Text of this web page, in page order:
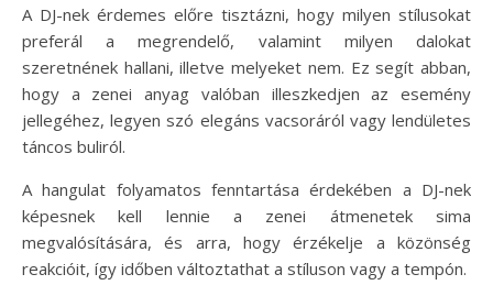
A DJ-nek érdemes előre tisztázni, hogy milyen stílusokat
preferál a megrendelő, valamint milyen dalokat
szeretnének hallani, illetve melyeket nem. Ez segít abban,
hogy a zenei anyag valóban illeszkedjen az esemény
jellegéhez, legyen szó elegáns vacsoráról vagy lendületes
táncos buliról.
A hangulat folyamatos fenntartása érdekében a DJ-nek
képesnek kell lennie a zenei átmenetek sima
megvalósítására, és arra, hogy érzékelje a közönség
reakcióit, így időben változtathat a stíluson vagy a tempón.